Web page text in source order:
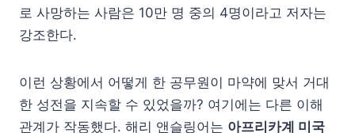
로 사망하는 사람은 10만 명 중의 4명이라고 저자는
강조한다.
이런 상황에서 어떻게 한 공무원이 마약에 맞서 거대
한 성전을 지속할 수 있었을까? 여기에는 다른 이해
관계가 작동했다. 해리 앤슬링어는 아프리카계 미국